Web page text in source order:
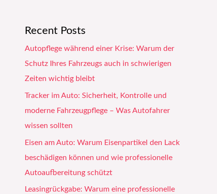
Recent Posts
Autopflege während einer Krise: Warum der
Schutz Ihres Fahrzeugs auch in schwierigen
Zeiten wichtig bleibt
Tracker im Auto: Sicherheit, Kontrolle und
moderne Fahrzeugpflege – Was Autofahrer
wissen sollten
Eisen am Auto: Warum Eisenpartikel den Lack
beschädigen können und wie professionelle
Autoaufbereitung schützt
Leasingrückgabe: Warum eine professionelle